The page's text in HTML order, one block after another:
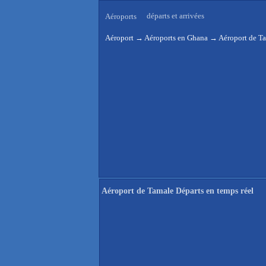
Aéroports départs et arrivées
Aéroport → Aéroports en Ghana → Aéroport de
Aéroport de Tamale Départs en temps réel